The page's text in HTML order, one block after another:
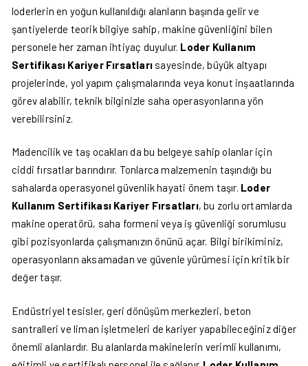
loderlerin en yoğun kullanıldığı alanların başında gelir ve
şantiyelerde teorik bilgiye sahip, makine güvenliğini bilen
personele her zaman ihtiyaç duyulur. Loder Kullanım
Sertifikası Kariyer Fırsatları sayesinde, büyük altyapı
projelerinde, yol yapım çalışmalarında veya konut inşaatlarında
görev alabilir, teknik bilginizle saha operasyonlarına yön
verebilirsiniz.
Madencilik ve taş ocakları da bu belgeye sahip olanlar için
ciddi fırsatlar barındırır. Tonlarca malzemenin taşındığı bu
sahalarda operasyonel güvenlik hayati önem taşır. Loder
Kullanım Sertifikası Kariyer Fırsatları, bu zorlu ortamlarda
makine operatörü, saha formeni veya iş güvenliği sorumlusu
gibi pozisyonlarda çalışmanızın önünü açar. Bilgi birikiminiz,
operasyonların aksamadan ve güvenle yürümesi için kritik bir
değer taşır.
Endüstriyel tesisler, geri dönüşüm merkezleri, beton
santralleri ve liman işletmeleri de kariyer yapabileceğiniz diğer
önemli alanlardır. Bu alanlarda makinelerin verimli kullanımı,